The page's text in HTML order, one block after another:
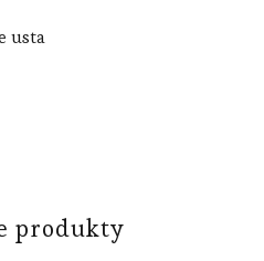
usta
produkty